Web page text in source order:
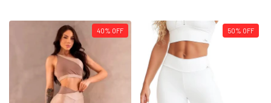
40% OFF 50% OFF